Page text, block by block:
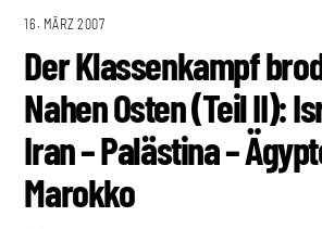
16. MÄRZ 2007
Der Klassenkampf
Nahen Osten (Teil II):
Iran – Palästina –
Marokko